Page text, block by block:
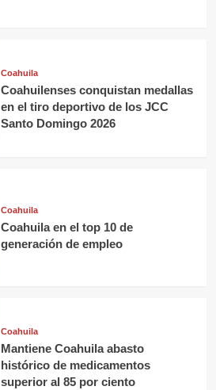
Coahuila
Coahuilenses conquistan medallas
en el tiro deportivo de los JCC
Santo Domingo 2026
Coahuila
Coahuila en el top 10 de
generación de empleo
Coahuila
Mantiene Coahuila abasto
histórico de medicamentos
superior al 85 por ciento